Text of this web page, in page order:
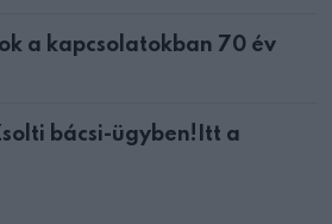
a kapcsolatokban 70 év
bácsi-ügyben!Itt a